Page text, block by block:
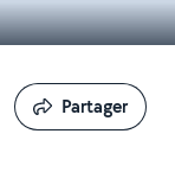
Partager
Partager